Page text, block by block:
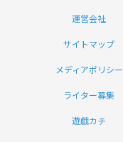
運営会社
サイトマップ
メディアポリシー
ライター募集
遊戯カチ